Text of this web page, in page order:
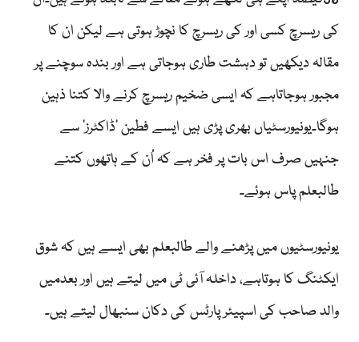
کی ریسرچ کسی اور کی ریسرچ کا نچوڑ ہوتی ہے لیکن ان کا
مقالہ دیکھیں تو دہشت طاری ہوجاتی ہے اور بندہ سوچنے پر
مجبور ہوجاتاہے کہ ایسی ضخیم ریسرچ کرنے والا کتنا ذہین
ہوگا۔یونیورسٹیاں بھری پڑی ہیں ایسے فطین ’ڈاکٹرز‘ سے
جنہیں صرف اس بات پر فخر ہے کہ اُن کے ہاتھوں کتنے
طالبعلم پاس ہوئے۔
یونیورسٹیوں میں پڑھنے والے طالبعلم بھی ایسے ہیں کہ شوق
ایکٹنگ کا ہوتاہے، داخلہ آئی ٹی میں لیتے ہیں اور بعدمیں
والد صاحب کی اسپیئر پارٹس کی دکان سنبھال لیتے ہیں۔